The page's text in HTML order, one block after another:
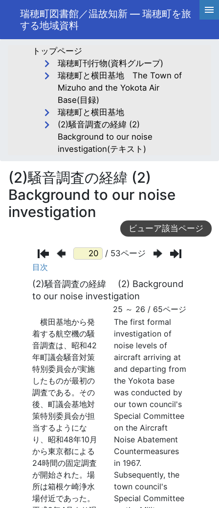
瑞穂町図書館／温故知新 ― 瑞穂町を旅
する地域資料
トップページ
瑞穂町刊行物(資料グループ)
瑞穂町と横田基地 The Town of
Mizuho and the Yokota Air
Base(目録)
瑞穂町と横田基地
(2)騒音調査の経緯 (2)
Background to our noise
investigation(テキスト)
(2)騒音調査の経緯 (2)
Background to our noise
investigation
ビューア該当ページ
/ 53ページ